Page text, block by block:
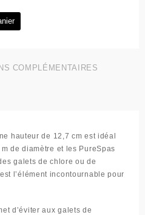
COMPLÉMENTAIRES
hauteur de 12,7 cm est idéal
de diamètre et les PureSpas
galets de chlore ou de
l’élément incontournable pour
d’éviter aux galets de